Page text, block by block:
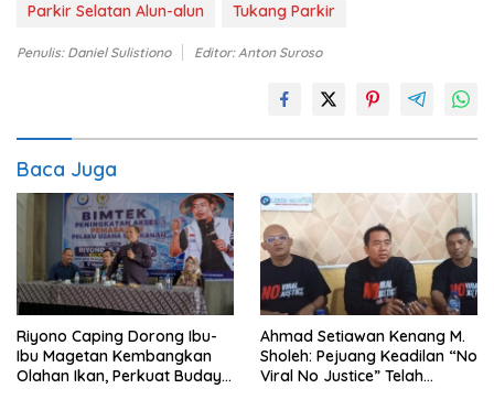
Parkir Selatan Alun-alun
Tukang Parkir
Penulis: Daniel Sulistiono Editor: Anton Suroso
Baca Juga
Riyono Caping Dorong Ibu-
Ibu Magetan Kembangkan
Olahan Ikan, Perkuat Budaya
Ahmad Setiawan Kenang M.
Sholeh: Pejuang Keadilan “No
Viral No Justice” Telah